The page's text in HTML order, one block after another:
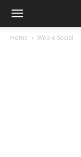
Home Web e Social